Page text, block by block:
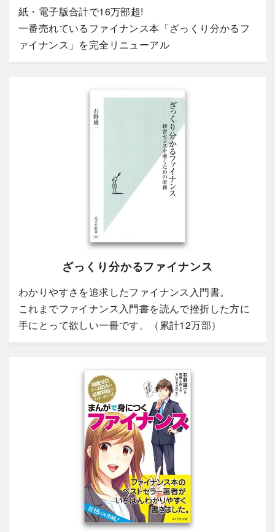
紙・電子版合計で16万部超!
一番売れているファイナンス本「ざっくり分かるフ
ァイナンス」を完全リニューアル
ざっくり分かるファイナンス
わかりやすさを追求したファイナンス入門書。
これまでファイナンス入門書を読んで挫折した方に
手にとって欲しい一冊です。（累計12万部）